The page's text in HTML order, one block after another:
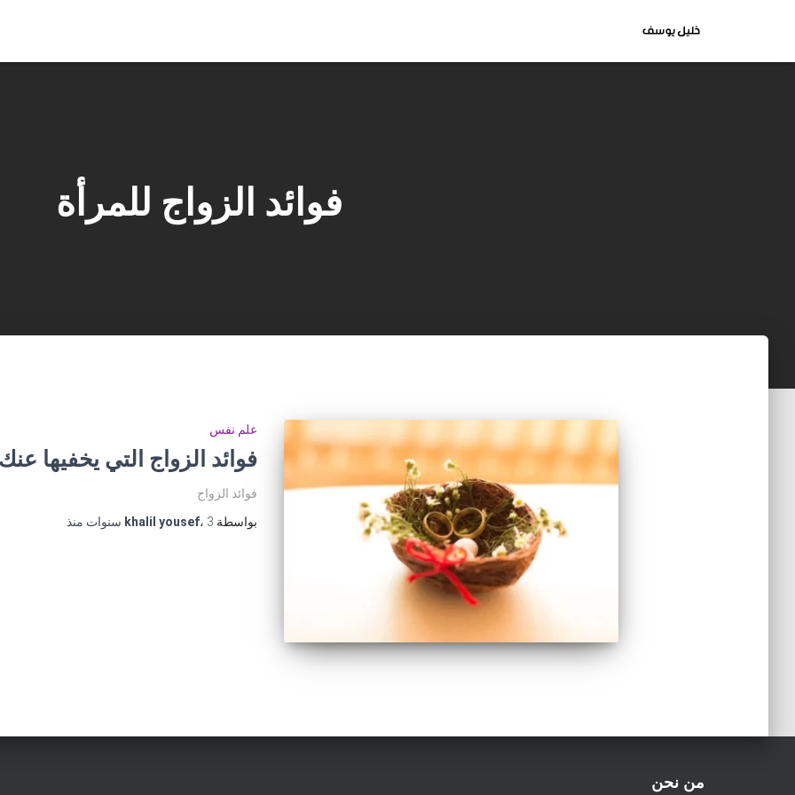
فوائد الزواج للمرأة
علم نفس
فوائد الزواج التي يخفيها
فوائد الزواج
بواسطة
khalil yousef، 3 سنوات منذ
من نحن